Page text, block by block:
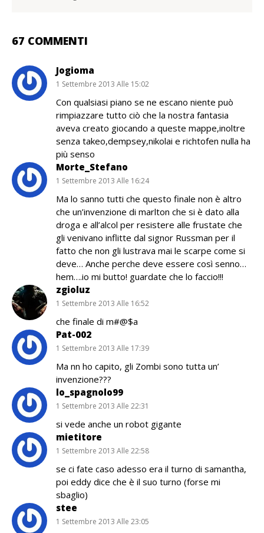
67 COMMENTI
Jogioma
1 Settembre 2013 Alle 15:02
Con qualsiasi piano se ne escano niente può
rimpiazzare tutto ciò che la nostra fantasia
aveva creato giocando a queste mappe,inoltre
senza takeo,dempsey,nikolai e richtofen nulla ha
più senso
Morte_Stefano
1 Settembre 2013 Alle 16:24
Ma lo sanno tutti che questo finale non è altro
che un’invenzione di marlton che si è dato alla
droga e all’alcol per resistere alle frustate che
gli venivano inflitte dal signor Russman per il
fatto che non gli lustrava mai le scarpe come si
deve… Anche perche deve essere così senno…
hem….io mi butto! guardate che lo faccio!!!
zgioluz
1 Settembre 2013 Alle 16:52
che finale di m#@$a
Pat-002
1 Settembre 2013 Alle 17:39
Ma nn ho capito, gli Zombi sono tutta un’
invenzione???
lo_spagnolo99
1 Settembre 2013 Alle 22:31
si vede anche un robot gigante
mietitore
1 Settembre 2013 Alle 22:58
se ci fate caso adesso era il turno di samantha,
poi eddy dice che è il suo turno (forse mi
sbaglio)
stee
1 Settembre 2013 Alle 23:05